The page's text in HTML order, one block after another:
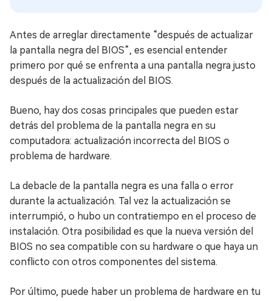
Antes de arreglar directamente “después de actualizar
la pantalla negra del BIOS”, es esencial entender
primero por qué se enfrenta a una pantalla negra justo
después de la actualización del BIOS.
Bueno, hay dos cosas principales que pueden estar
detrás del problema de la pantalla negra en su
computadora: actualización incorrecta del BIOS o
problema de hardware.
La debacle de la pantalla negra es una falla o error
durante la actualización. Tal vez la actualización se
interrumpió, o hubo un contratiempo en el proceso de
instalación. Otra posibilidad es que la nueva versión del
BIOS no sea compatible con su hardware o que haya un
conflicto con otros componentes del sistema.
Por último, puede haber un problema de hardware en tu